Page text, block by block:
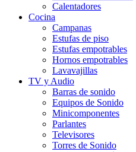
Calentadores
Cocina
Campanas
Estufas de piso
Estufas empotrables
Hornos empotrables
Lavavajillas
TV y Audio
Barras de sonido
Equipos de Sonido
Minicomponentes
Parlantes
Televisores
Torres de Sonido